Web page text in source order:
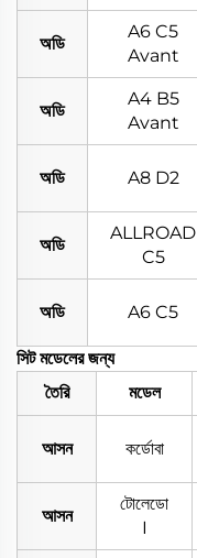
অডি
A6 C5
Avant
অডি
A4 B5
Avant
অডি A8 D2
অডি
ALLROAD
C5
অডি A6 C5
সিট মডেলের জন্য
তৈরি
মডেল
আসন কর্ডোবা
আসন
টোলেডো
I